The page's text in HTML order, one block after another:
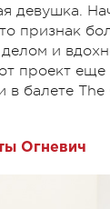
девушка.
признак
и
проект
в балете
Огневич